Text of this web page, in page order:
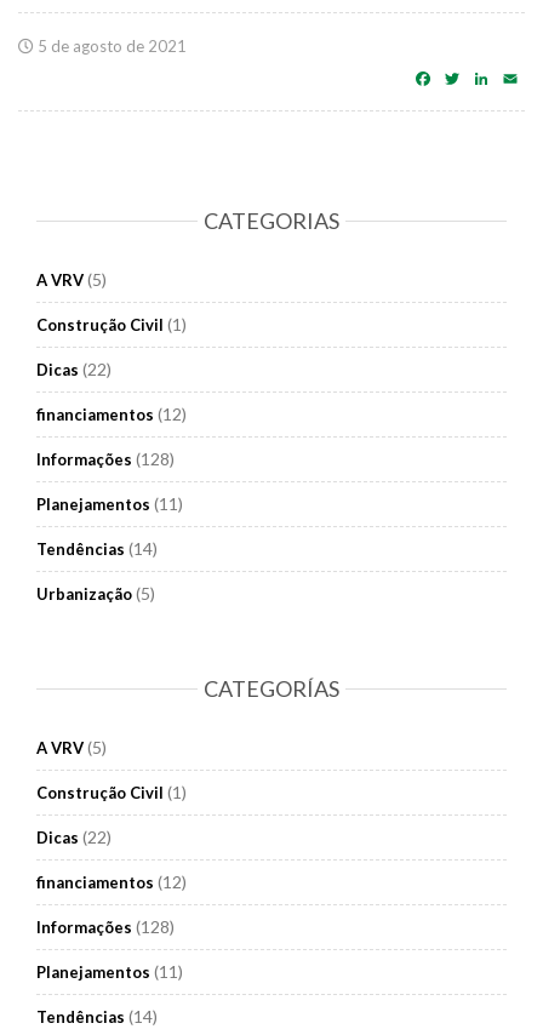
5 de agosto de 2021
Facebook
Twitter
CATEGORIAS
A VRV(5)
Construção Civil (1)
Dicas (22)
financiamentos (12)
Informações (128)
Planejamentos (11)
Tendências (14)
Urbanização(5)
CATEGORÍAS
A VRV(5)
Construção Civil (1)
Dicas (22)
financiamentos (12)
Informações (128)
Planejamentos (11)
Tendências (14)